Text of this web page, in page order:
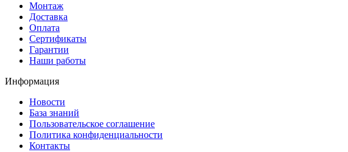
Монтаж
Доставка
Оплата
Сертификаты
Гарантии
Наши работы
Информация
Новости
База знаний
Пользовательское соглашение
Политика конфиденциальности
Контакты